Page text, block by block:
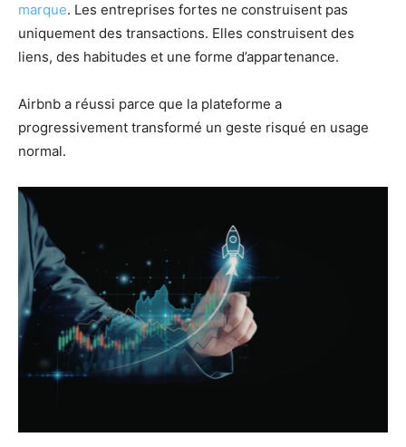
marque. Les entreprises fortes ne construisent pas
uniquement des transactions. Elles construisent des
liens, des habitudes et une forme d’appartenance.
Airbnb a réussi parce que la plateforme a
progressivement transformé un geste risqué en usage
normal.